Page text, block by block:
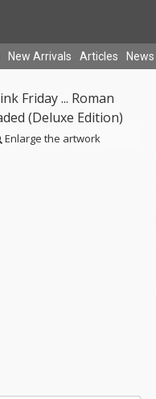
New Arrivals Articles News
Enlarge the artwork